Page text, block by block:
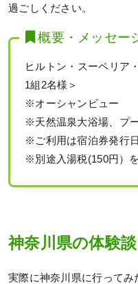
過ごしください。
概要・メッセー
ヒルトン・スーペリア
1組2名様＞
※オーシャンビュー
※天然温泉大浴場、プ
※ご利用は宿泊券発行
※別途入湯税(150円）
神奈川県の体験
実際に神奈川県に行ってみ